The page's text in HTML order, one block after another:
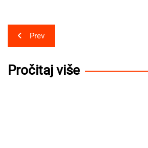
Post
navigation
Prev
Pročitaj više